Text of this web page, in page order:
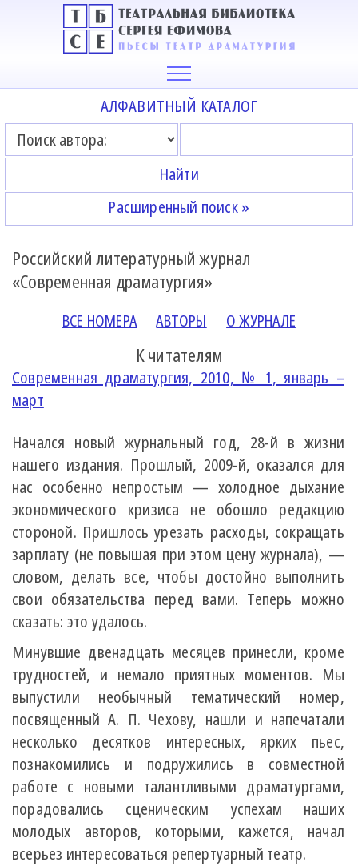
АЛФАВИТНЫЙ КАТАЛОГ
Расширенный поиск »
Российский литературный журнал
«Современная драматургия»
ВСЕ НОМЕРА АВТОРЫ О ЖУРНАЛЕ
К читателям
Современная драматургия, 2010, № 1, январь –
март
Начался новый журнальный год, 28-й в жизни
нашего издания. Прошлый, 2009-й, оказался для
нас особенно непростым — холодное дыхание
экономического кризиса не обошло редакцию
стороной. Пришлось урезать расходы, сокращать
зарплату (не повышая при этом цену журнала), —
словом, делать все, чтобы достойно выполнить
свои обязательства перед вами. Теперь можно
сказать: это удалось.
Минувшие двенадцать месяцев принесли, кроме
трудностей, и немало приятных моментов. Мы
выпустили необычный тематический номер,
посвященный А. П. Чехову, нашли и напечатали
несколько десятков интересных, ярких пьес,
познакомились и подружились в совместной
работе с новыми талантливыми драматургами,
порадовались сценическим успехам наших
молодых авторов, которыми, кажется, начал
всерьез интересоваться репертуарный театр.